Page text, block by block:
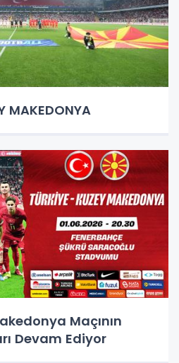
MAKEDONYA
Maçının
Devam Ediyor